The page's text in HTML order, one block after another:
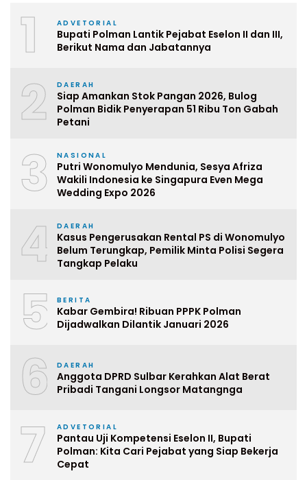
1 ADVETORIAL
Bupati Polman Lantik Pejabat Eselon II dan III,
Berikut Nama dan Jabatannya
2 DAERAH
Siap Amankan Stok Pangan 2026, Bulog
Polman Bidik Penyerapan 51 Ribu Ton Gabah
Petani
3 NASIONAL
Putri Wonomulyo Mendunia, Sesya Afriza
Wakili Indonesia ke Singapura Even Mega
Wedding Expo 2026
4 DAERAH
Kasus Pengerusakan Rental PS di Wonomulyo
Belum Terungkap, Pemilik Minta Polisi Segera
Tangkap Pelaku
5 BERITA
Kabar Gembira! Ribuan PPPK Polman
Dijadwalkan Dilantik Januari 2026
6 DAERAH
Anggota DPRD Sulbar Kerahkan Alat Berat
Pribadi Tangani Longsor Matangnga
7 ADVETORIAL
Pantau Uji Kompetensi Eselon II, Bupati
Polman: Kita Cari Pejabat yang Siap Bekerja
Cepat